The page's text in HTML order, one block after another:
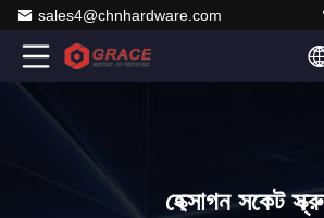
sales4@chnhardware.com
হেক্সাগন সকেট স্ক্রু